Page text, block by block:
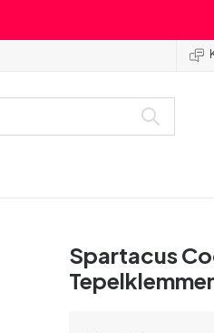
Spartacus